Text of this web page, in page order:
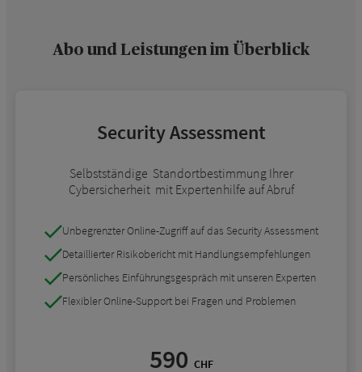
Abo und Leistungen im Überblick
Security Assessment
Selbstständige Standortbestimmung Ihrer
Cybersicherheit mit Expertenhilfe auf Abruf
Unbegrenzter Online-Zugriff auf das Security Assessment
Detaillierter Risikobericht mit Handlungsempfehlungen
Persönliches Einführungsgespräch mit unseren Experten
Flexibler Online-Support bei Fragen und Problemen
590 CHF